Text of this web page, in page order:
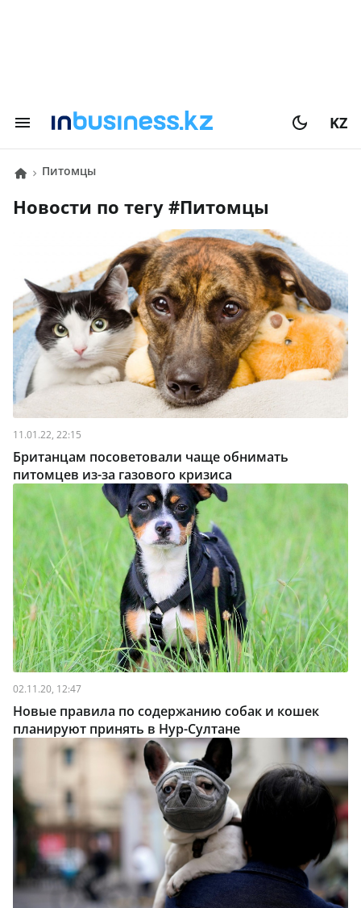
KZ
питомцы
Новости по тегу # питомцы
11.01.22, 22:15
Британцам посоветовали чаще обнимать
питомцев из-за газового кризиса
02.11.20, 12:47
Новые правила по содержанию собак и кошек
планируют принять в Нур-Султане